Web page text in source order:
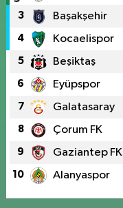
3 Başakşehir
4 Kocaelispor
5 Beşiktaş
6 Eyüpspor
7 Galatasaray
8 Çorum FK
9 Gaziantep FK
10 Alanyaspor